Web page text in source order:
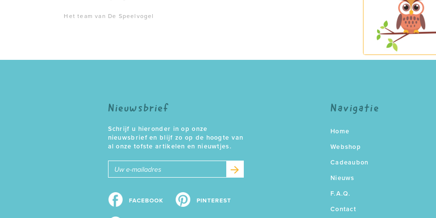
Het team van De Speelvogel
Nieuwsbrief
Schrijf u hieronder in op onze
nieuwsbrief en blijf zo op de hoogte van
al onze tofste artikelen en nieuwtjes.
mailadres
FACEBOOK PINTEREST
Navigatie
Home
Webshop
Cadeaubon
Nieuws
F.A.Q.
Contact